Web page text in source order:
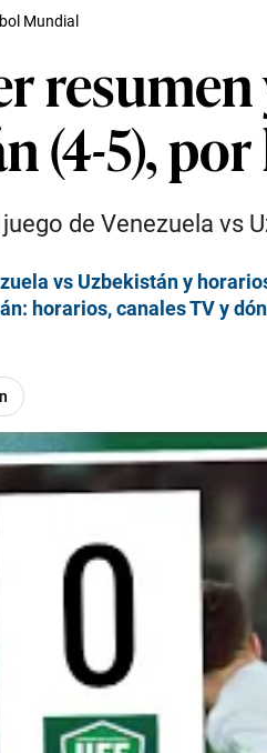
Mundial
(4-5),
de Venezuela vs
vs Uzbekistán y
horarios, canales TV y